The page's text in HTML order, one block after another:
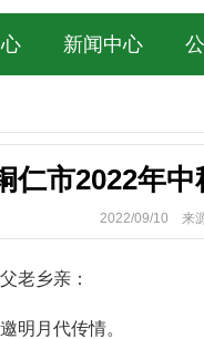
新闻中心
仁市2022年
2022/09/10 来
老乡亲：
明月代传情。